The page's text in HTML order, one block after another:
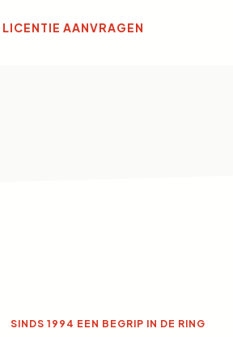
LICENTIE AANVRAGEN
SINDS 1994 EEN BEGRIP IN DE RING